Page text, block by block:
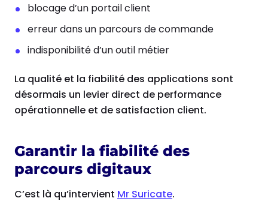
blocage d’un portail client
erreur dans un parcours de commande
indisponibilité d’un outil métier
La qualité et la fiabilité des applications sont
désormais un levier direct de performance
opérationnelle et de satisfaction client.
Garantir la fiabilité des
parcours digitaux
C’est là qu’intervient Mr Suricate.